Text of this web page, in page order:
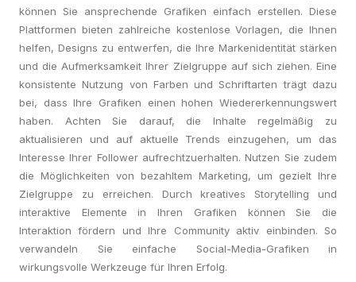
können Sie ansprechende Grafiken einfach erstellen. Diese
Plattformen bieten zahlreiche kostenlose Vorlagen, die Ihnen
helfen, Designs zu entwerfen, die Ihre Markenidentität stärken
und die Aufmerksamkeit Ihrer Zielgruppe auf sich ziehen. Eine
konsistente Nutzung von Farben und Schriftarten trägt dazu
bei, dass Ihre Grafiken einen hohen Wiedererkennungswert
haben. Achten Sie darauf, die Inhalte regelmäßig zu
aktualisieren und auf aktuelle Trends einzugehen, um das
Interesse Ihrer Follower aufrechtzuerhalten. Nutzen Sie zudem
die Möglichkeiten von bezahltem Marketing, um gezielt Ihre
Zielgruppe zu erreichen. Durch kreatives Storytelling und
interaktive Elemente in Ihren Grafiken können Sie die
Interaktion fördern und Ihre Community aktiv einbinden. So
verwandeln Sie einfache Social-Media-Grafiken in
wirkungsvolle Werkzeuge für Ihren Erfolg.